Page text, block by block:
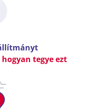
tegye ezt